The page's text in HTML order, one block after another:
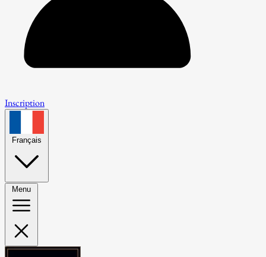
Inscription
Français
Menu